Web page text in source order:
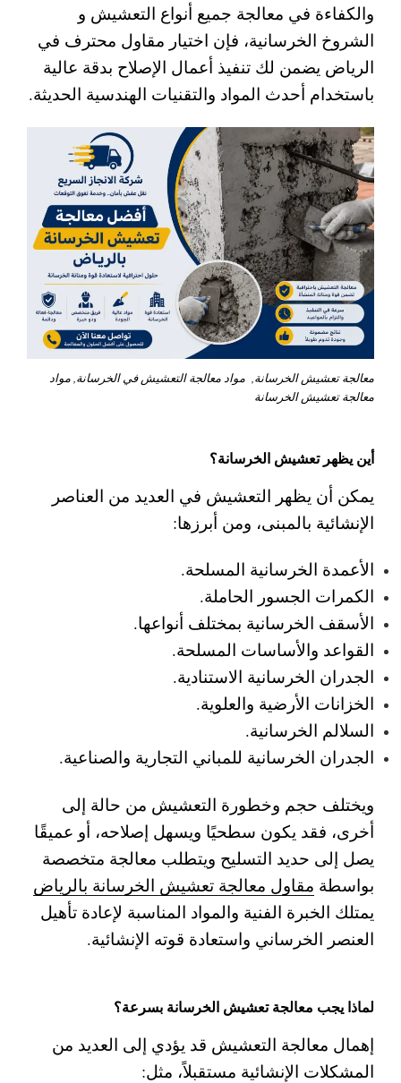
والكفاءة في معالجة جميع أنواع التعشيش و
الشروخ الخرسانية، فإن اختيار مقاول محترف في
الرياض يضمن لك تنفيذ أعمال الإصلاح بدقة عالية
باستخدام أحدث المواد والتقنيات الهندسية الحديثة.
معالجة تعشيش الخرسانة, مواد معالجة التعشيش في الخرسانة, مواد
معالجة تعشيش الخرسانة
أين يظهر تعشيش الخرسانة؟
يمكن أن يظهر التعشيش في العديد من العناصر
الإنشائية بالمبنى، ومن أبرزها:
الأعمدة الخرسانية المسلحة.
الكمرات الجسور الحاملة.
الأسقف الخرسانية بمختلف أنواعها.
القواعد والأساسات المسلحة.
الجدران الخرسانية الاستنادية.
الخزانات الأرضية والعلوية.
السلالم الخرسانية.
الجدران الخرسانية للمباني التجارية والصناعية.
ويختلف حجم وخطورة التعشيش من حالة إلى
أخرى، فقد يكون سطحيًا ويسهل إصلاحه، أو عميقًا
يصل إلى حديد التسليح ويتطلب معالجة متخصصة
بواسطة مقاول معالجة تعشيش الخرسانة بالرياض
يمتلك الخبرة الفنية والمواد المناسبة لإعادة تأهيل
العنصر الخرساني واستعادة قوته الإنشائية.
لماذا يجب معالجة تعشيش الخرسانة بسرعة؟
إهمال معالجة التعشيش قد يؤدي إلى العديد من
المشكلات الإنشائية مستقبلاً، مثل: